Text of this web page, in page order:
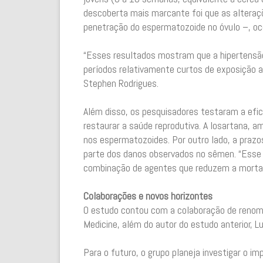
descoberta mais marcante foi que as
penetração do espermatozoide no óvulo –,
“Esses resultados mostram que a
períodos relativamente curtos de exposição
Stephen Rodrigues.
Além disso, os pesquisadores testaram a
restaurar a saúde reprodutiva. A losartana,
nos espermatozoides. Por outro lado, a
parte dos danos observados no sêmen.
combinação de agentes que reduzem a
Colaborações e novos horizontes
O estudo contou com a colaboração de
Medicine, além do autor do estudo anterior,
Para o futuro, o grupo planeja investigar o